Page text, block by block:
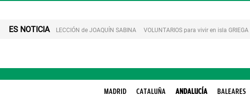
ES NOTICIA LECCIÓN de JOAQUÍN SABINA VOLUNTARIOS para vivir en isla GRIEGA
MADRID CATALUÑA ANDALUCÍA BALEARES